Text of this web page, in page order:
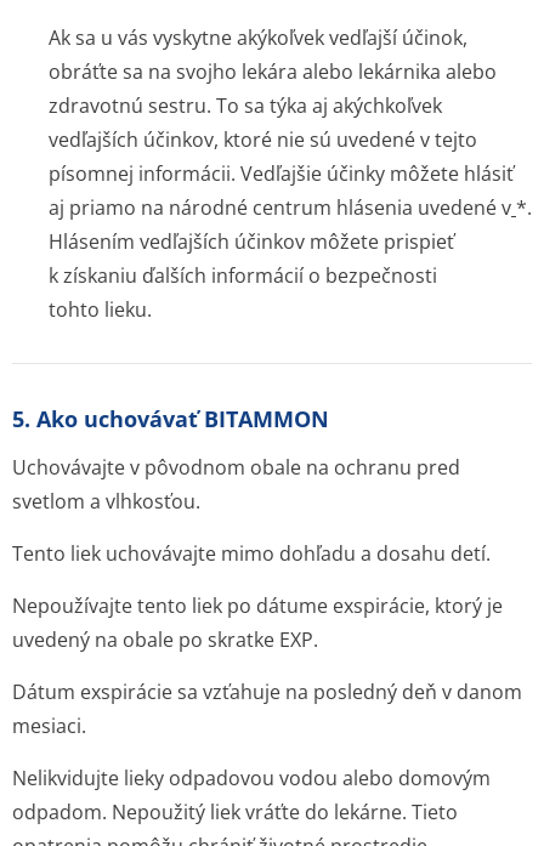
Ak sa u vás vyskytne akýkoľvek vedľajší účinok,
obráťte sa na svojho lekára alebo lekárnika alebo
zdravotnú sestru. To sa týka aj akýchkoľvek
vedľajších účinkov, ktoré nie sú uvedené v tejto
písomnej informácii. Vedľajšie účinky môžete hlásiť
aj priamo na národné centrum hlásenia uvedené v*.
Hlásením vedľajších účinkov môžete prispieť
k získaniu ďalších informácií o bezpečnosti
tohto lieku.
5. Ako uchovávať BITAMMON
Uchovávajte v pôvodnom obale na ochranu pred
svetlom a vlhkosťou.
Tento liek uchovávajte mimo dohľadu a dosahu detí.
Nepoužívajte tento liek po dátume exspirácie, ktorý je
uvedený na obale po skratke EXP.
Dátum exspirácie sa vzťahuje na posledný deň v danom
mesiaci.
Nelikvidujte lieky odpadovou vodou alebo domovým
odpadom. Nepoužitý liek vráťte do lekárne. Tieto